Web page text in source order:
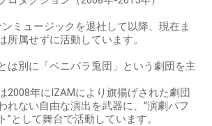
ミュージックを退社して以降、現在ま
所属せずに活動しています。
は別に「ベニバラ兎団」という劇団を主
2008年にIZAMにより旗揚げされた劇団
れない自由な演出を武器に、“演劇パフ
”として舞台で活動しています。